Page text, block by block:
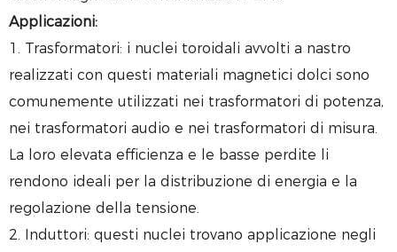
Applicazioni:
1. Trasformatori: i nuclei toroidali avvolti a nastro
realizzati con questi materiali magnetici dolci sono
comunemente utilizzati nei trasformatori di potenza,
nei trasformatori audio e nei trasformatori di misura.
La loro elevata efficienza e le basse perdite li
rendono ideali per la distribuzione di energia e la
regolazione della tensione.
2. Induttori: questi nuclei trovano applicazione negli